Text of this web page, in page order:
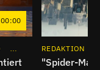
00:00
INSTAGRAMREDAKTION
"Spider-